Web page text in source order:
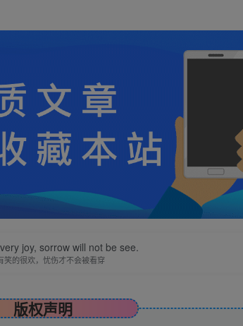
joy, sorrow will not be see.
笑的很欢，忧伤才不会被看穿
版权声明